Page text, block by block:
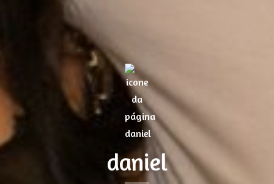
daniel